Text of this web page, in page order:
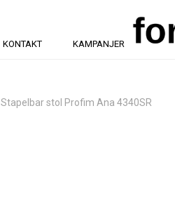
KONTAKT KAMPANJER
Stapelbar stol Profim Ana 4340SR